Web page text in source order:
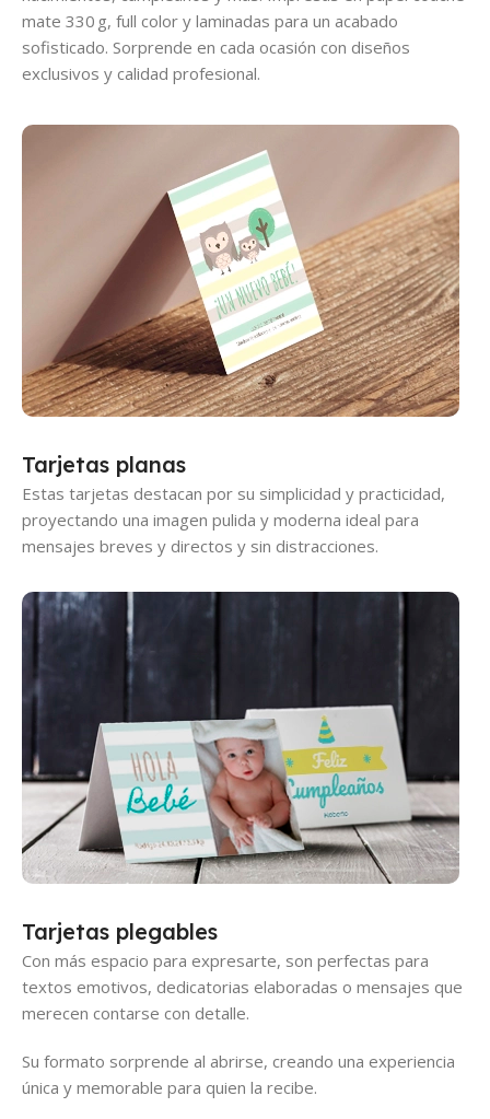
mate 330 g, full color y laminadas para un acabado
sofisticado. Sorprende en cada ocasión con diseños
exclusivos y calidad profesional.
Tarjetas planas
Estas tarjetas destacan por su simplicidad y practicidad,
proyectando una imagen pulida y moderna ideal para
mensajes breves y directos y sin distracciones.
Tarjetas plegables
Con más espacio para expresarte, son perfectas para
textos emotivos, dedicatorias elaboradas o mensajes que
merecen contarse con detalle.
Su formato sorprende al abrirse, creando una experiencia
única y memorable para quien la recibe.